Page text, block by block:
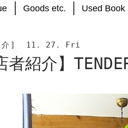
Goods etc. Used Book
] 11. 27. Fri
者紹介】